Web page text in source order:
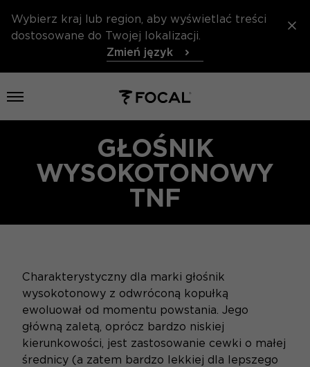
Wybierz kraj lub region, aby wyświetlać treści
dostosowane do Twojej lokalizacji.
Zmień język
Otwórz menu
GŁOŚNIK
WYSOKOTONOWY
TNF
Charakterystyczny dla marki głośnik
wysokotonowy z odwróconą kopułką
ewoluował od momentu powstania. Jego
główną zaletą, oprócz bardzo niskiej
kierunkowości, jest zastosowanie cewki o małej
średnicy (a zatem bardzo lekkiej dla lepszego